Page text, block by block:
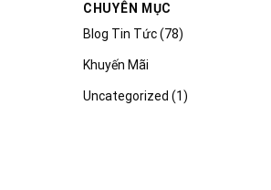
CHUYÊN MỤC
Blog Tin Tức(78)
Khuyến Mãi
Uncategorized (1)